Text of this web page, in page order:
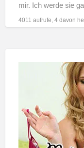
mir. Ich werde sie
4011 aufrufe, 4 davon